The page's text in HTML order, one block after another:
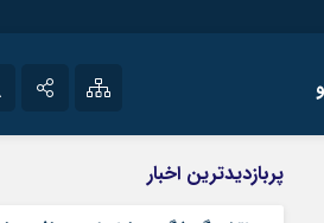
راه اندازی سایت و
سایت های خبری و
پربازدیدترین اخبار